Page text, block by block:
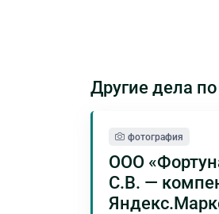
Другие дела
фотография
ООО
С.В. —